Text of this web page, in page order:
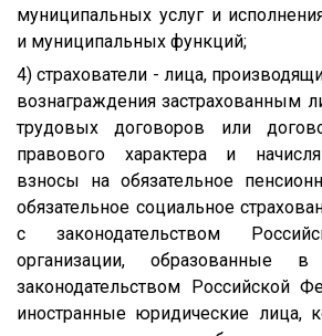
муниципальных услуг и
и муниципальных функций;
4) страхователи - лица,
вознаграждения застрахованным
трудовых договоров или
правового характера и
взносы на обязательное
обязательное социальное
с законодательством
организации, образованные
законодательством Российской
иностранные юридические лица,